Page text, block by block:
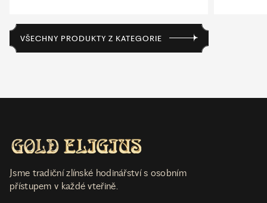
VŠECHNY PRODUKTY Z KATEGORIE
Jsme tradiční zlínské hodinářství s osobním
přístupem v každé vteřině.